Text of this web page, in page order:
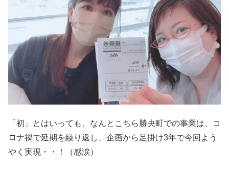
「初」とはいっても、なんとこちら勝央町での事業は、コ
ロナ禍で延期を繰り返し、企画から足掛け3年で今回よう
やく実現・・！（感涙）